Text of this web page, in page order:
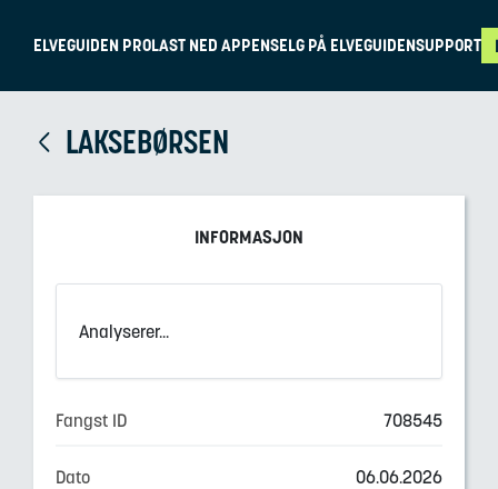
ELVEGUIDEN PROLAST NED APPENSELG PÅ ELVEGUIDENSUPPORT
LAKSEBØRSEN
INFORMASJON
Analyserer...
Fangst ID 708545
Dato 06.06.2026